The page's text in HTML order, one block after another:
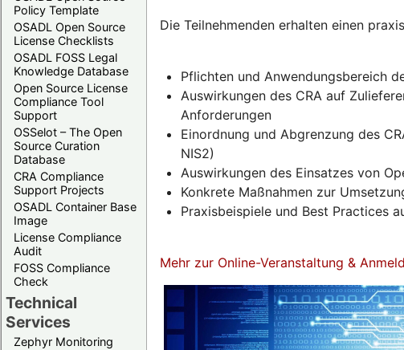
Policy Template
OSADL Open Source
License Checklists
OSADL FOSS Legal
Knowledge Database
Open Source License
Compliance Tool
Support
OSSelot – The Open
Source Curation
Database
CRA Compliance
Support Projects
OSADL Container Base
Image
License Compliance
Audit
FOSS Compliance
Check
Technical
Services
Zephyr Monitoring
Die Teilnehmenden erhalten einen
Pflichten und Anwendungsbereich
Auswirkungen des CRA auf
Anforderungen
Einordnung und Abgrenzung des
NIS2)
Auswirkungen des Einsatzes von
Konkrete Maßnahmen zur
Praxisbeispiele und Best Practices
Mehr zur Online-Veranstaltung &